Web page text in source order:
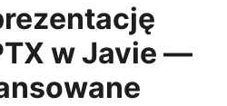
w Javie —